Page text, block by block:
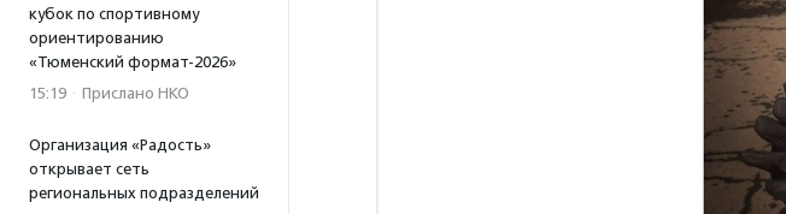
кубок по спортивному
ориентированию
«Тюменский формат-2026»
15:19 · Прислано НКО
Организация «Радость»
открывает сеть
региональных подразделений